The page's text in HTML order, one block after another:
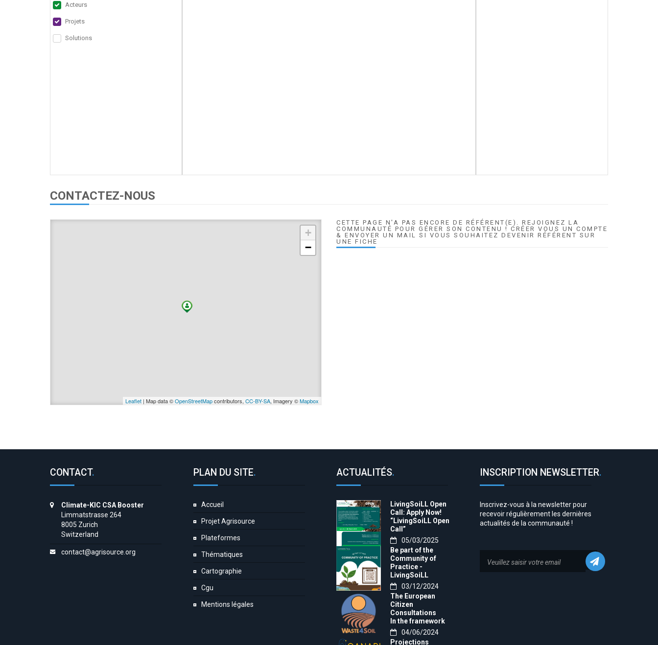
Acteurs
Projets
Solutions
CONTACTEZ-NOUS
+
−
Leaflet | Map data ©OpenStreetMapcontributors, CC-BY-SA, Imagery ©Mapbox
CETTE PAGE N'A PAS ENCORE DE RÉFÉRENT(E). REJOIGNEZ LA
COMMUNAUTÉ POUR GÉRER SON CONTENU ! CRÉER VOUS UN COMPTE
& ENVOYER UN MAIL SI VOUS SOUHAITEZ DEVENIR RÉFÉRENT SUR
UNE FICHE
CONTACT.
Climate-KIC CSA Booster
Limmatstrasse 264
8005 Zurich
Switzerland
contact@agrisource.org
PLAN DU SITE.
Accueil
Projet Agrisource
Plateformes
Thématiques
Cartographie
Cgu
Mentions légales
ACTUALITÉS.
LivingSoiLL Open
Call: Apply Now!
“LivingSoiLL Open
Call”
05/03/2025
Be part of the
Community of
Practice -
LivingSoiLL
project
LivingSoiLL
project is
conducting a
Questionnaire to
create our
Community of
Practice (CoP)
03/12/2024
The European
Citizen
Consultations
In the framework
of the project this
month, we want to
04/06/2024
Projections
INSCRIPTION NEWSLETTER.
Inscrivez-vous à la newsletter pour
recevoir régulièrement les dernières
actualités de la communauté !